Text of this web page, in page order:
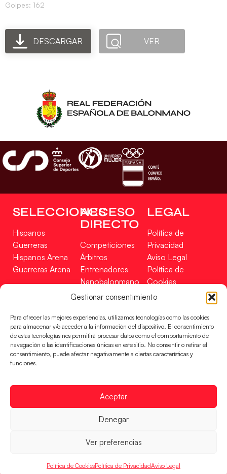
Gestionar consentimiento
Para ofrecer las mejores experiencias, utilizamos tecnologías como las cookies
para almacenar y/o acceder a la información del dispositivo. El consentimiento
de estas tecnologías nos permitirá procesar datos como el comportamiento de
navegación o las identificaciones únicas en este sitio. No consentir o retirar el
consentimiento, puede afectar negativamente a ciertas características y
funciones.
Aceptar
Denegar
Ver preferencias
Política de CookiesPolítica de PrivacidadAviso Legal
Golpes: 162
DESCARGAR VER
SELECCIONES
Hispanos
Guerreras
Hispanos Arena
Guerreras Arena
ACCESO
DIRECTO
Competiciones
Árbitros
Entrenadores
Nanobalonmano
Tienda
LEGAL
Política de
Privacidad
Aviso Legal
Política de
Cookies
Mapa Web
Incidencias
CONTACTO
EN
FINANCIADO
RFEBM © 2024. Todos los derechos reservados –
Desarrollado por